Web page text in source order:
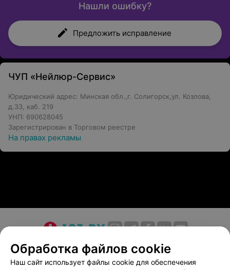
Нашли ошибку?
Предложить исправление
ЧУП «Нейлюр-Сервис»
Юридический адрес: Минская обл.,г. Солигорск,ул. Козлова,
д.33, каб. 219
УНП: 690628045
Зарегистрирован в Торговом реестре
На правах рекламы
О проекте Новости проекта
Размещение рекламы
Медицинский маркетинг
Публичный договор
Обработка файлов cookie
Наш сайт использует файлы cookie для обеспечения